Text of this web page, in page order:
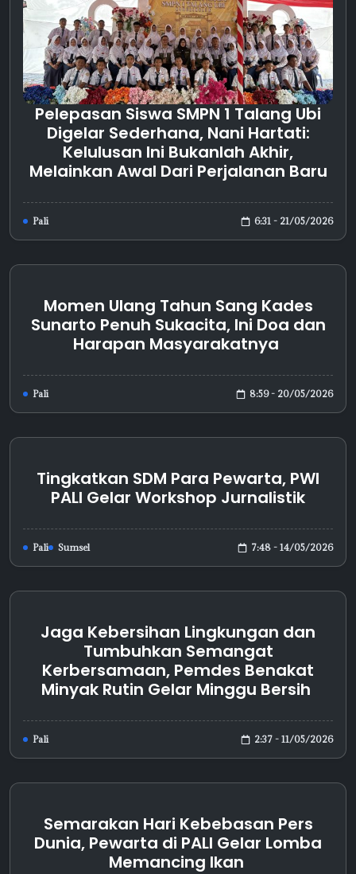
Pelepasan Siswa SMPN 1 Talang Ubi
Digelar Sederhana, Nani Hartati:
Kelulusan Ini Bukanlah Akhir,
Melainkan Awal Dari Perjalanan Baru
Pali 6:31 - 21/05/2026
Momen Ulang Tahun Sang Kades
Sunarto Penuh Sukacita, Ini Doa dan
Harapan Masyarakatnya
Pali 8:59 - 20/05/2026
Tingkatkan SDM Para Pewarta, PWI
PALI Gelar Workshop Jurnalistik
Pali Sumsel 7:48 - 14/05/2026
Jaga Kebersihan Lingkungan dan
Tumbuhkan Semangat
Kerbersamaan, Pemdes Benakat
Minyak Rutin Gelar Minggu Bersih
Pali 2:37 - 11/05/2026
Semarakan Hari Kebebasan Pers
Dunia, Pewarta di PALI Gelar Lomba
Memancing Ikan